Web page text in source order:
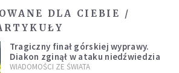
DLA CIEBIE /
Tragiczny finał górskiej wyprawy.
Diakon zginął w ataku niedźwiedzia
WIADOMOŚCI ZE ŚWIATA